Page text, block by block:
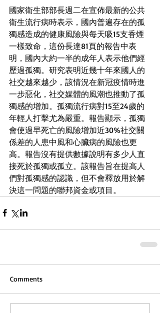
國家衛生部部長週二在宣佈最新的公共
衛生流行病時表示，國內普遍存在的孤
獨感造成的健康風險與每天吸15支香煙
一樣致命，這份長達81頁的報告中表
明，國內大約一半的成年人表示他們經
歷過孤獨。研究表明近幾十年來國人的
社交越來越少，該情況在新冠疫情時進
一步惡化，社交媒體的風潮也推動了孤
獨感的增加。孤獨流行病對15至24歲的
年輕人打擊尤為嚴重。報告顯示，孤獨
會使過早死亡的風險增加近30%社交關
係差的人患中風和心臟病的風險也更
高。報告沒有提供數據說明有多少人直
接死於孤獨或孤立。該報告旨在提高人
們對孤獨感的認識，但不會釋放用於解
決這一問題的聯邦資金或項目。
Comments